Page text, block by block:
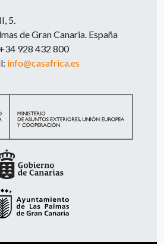
5.
de Gran Canaria. España
928 432 800
info@casafrica.es